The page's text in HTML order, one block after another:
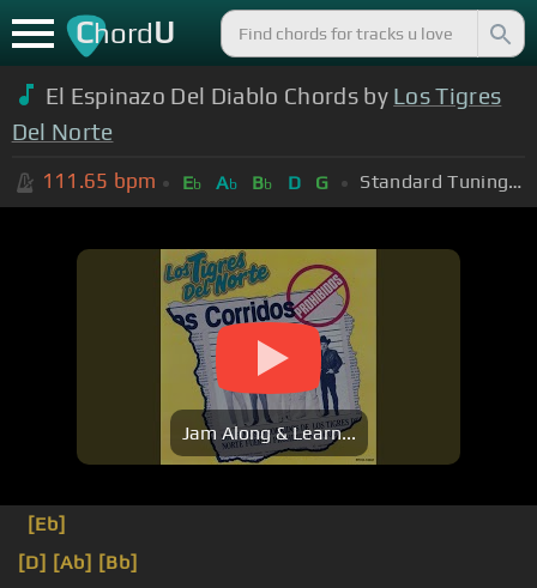
ChordU
El Espinazo Del Diablo Chords by Los Tigres
Del Norte
111.65 bpm Eb Ab Bb D G Standard Tuning (EADGBE)
Jam Along & Learn...
[Eb]
[D] [Ab] [Bb]